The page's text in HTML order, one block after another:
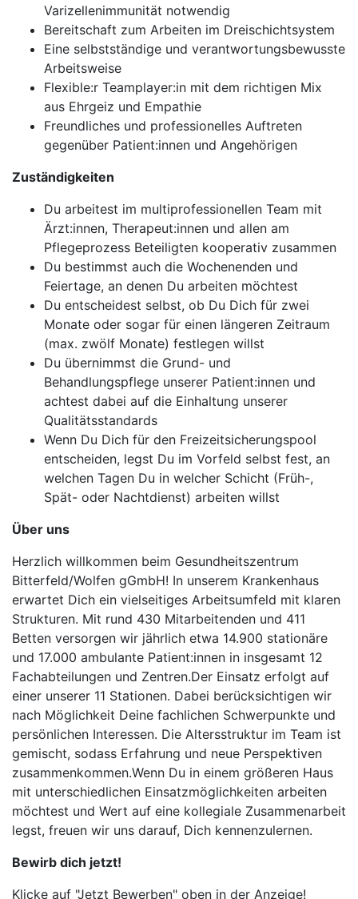
Varizellenimmunität notwendig
Bereitschaft zum Arbeiten im Dreischichtsystem
Eine selbstständige und verantwortungsbewusste
Arbeitsweise
Flexible:r Teamplayer:in mit dem richtigen Mix
aus Ehrgeiz und Empathie
Freundliches und professionelles Auftreten
gegenüber Patient:innen und Angehörigen
Zuständigkeiten
Du arbeitest im multiprofessionellen Team mit
Ärzt:innen, Therapeut:innen und allen am
Pflegeprozess Beteiligten kooperativ zusammen
Du bestimmst auch die Wochenenden und
Feiertage, an denen Du arbeiten möchtest
Du entscheidest selbst, ob Du Dich für zwei
Monate oder sogar für einen längeren Zeitraum
(max. zwölf Monate) festlegen willst
Du übernimmst die Grund- und
Behandlungspflege unserer Patient:innen und
achtest dabei auf die Einhaltung unserer
Qualitätsstandards
Wenn Du Dich für den Freizeitsicherungspool
entscheiden, legst Du im Vorfeld selbst fest, an
welchen Tagen Du in welcher Schicht (Früh-,
Spät- oder Nachtdienst) arbeiten willst
Über uns
Herzlich willkommen beim Gesundheitszentrum
Bitterfeld/Wolfen gGmbH! In unserem Krankenhaus
erwartet Dich ein vielseitiges Arbeitsumfeld mit klaren
Strukturen. Mit rund 430 Mitarbeitenden und 411
Betten versorgen wir jährlich etwa 14.900 stationäre
und 17.000 ambulante Patient:innen in insgesamt 12
Fachabteilungen und Zentren.Der Einsatz erfolgt auf
einer unserer 11 Stationen. Dabei berücksichtigen wir
nach Möglichkeit Deine fachlichen Schwerpunkte und
persönlichen Interessen. Die Altersstruktur im Team ist
gemischt, sodass Erfahrung und neue Perspektiven
zusammenkommen.Wenn Du in einem größeren Haus
mit unterschiedlichen Einsatzmöglichkeiten arbeiten
möchtest und Wert auf eine kollegiale Zusammenarbeit
legst, freuen wir uns darauf, Dich kennenzulernen.
Bewirb dich jetzt!
Klicke auf "Jetzt Bewerben" oben in der Anzeige!